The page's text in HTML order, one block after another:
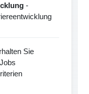
-
Sie